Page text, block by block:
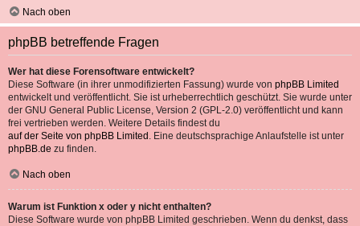
Nach oben
phpBB betreffende Fragen
Wer hat diese Forensoftware entwickelt?
Diese Software (in ihrer unmodifizierten Fassung) wurde von phpBB Limited
entwickelt und veröffentlicht. Sie ist urheberrechtlich geschützt. Sie wurde unter
der GNU General Public License, Version 2 (GPL-2.0) veröffentlicht und kann
frei vertrieben werden. Weitere Details findest du
auf der Seite von phpBB Limited . Eine deutschsprachige Anlaufstelle ist unter
phpBB.de zu finden.
Nach oben
Warum ist Funktion x oder y nicht enthalten?
Diese Software wurde von phpBB Limited geschrieben. Wenn du denkst, dass